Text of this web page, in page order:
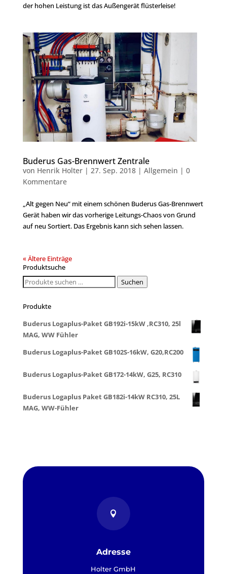
der hohen Leistung ist das Außengerät flüsterleise!
Buderus Gas-Brennwert Zentrale
von Henrik Holter| 27. Sep. 2018| Allgemein | 0
Kommentare
„Alt gegen Neu“ mit einem schönen Buderus Gas-Brennwert
Gerät haben wir das vorherige Leitungs-Chaos von Grund
auf neu Sortiert. Das Ergebnis kann sich sehen lassen.
« Ältere Einträge
Produktsuche
Suchen
Suchen
Produkte
Buderus Logaplus-Paket GB192i-15kW ,RC310, 25l
MAG, WW Fühler
Buderus Logaplus-Paket GB102S-16kW, G20,RC200
Buderus Logaplus-Paket GB172-14kW, G25, RC310
Buderus Logaplus Paket GB182i-14kW RC310, 25L
MAG, WW-Fühler

Adresse
Holter GmbH